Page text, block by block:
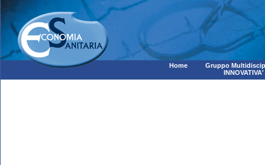
Home
Gruppo
INNOVATIVA'